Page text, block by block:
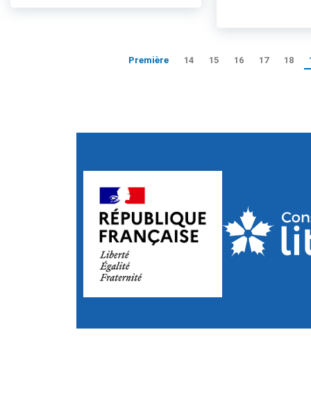
Première 14 15 16 17 18